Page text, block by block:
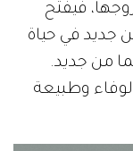
فيفتح
جديد في حياة
من جديد.
وطبيعة